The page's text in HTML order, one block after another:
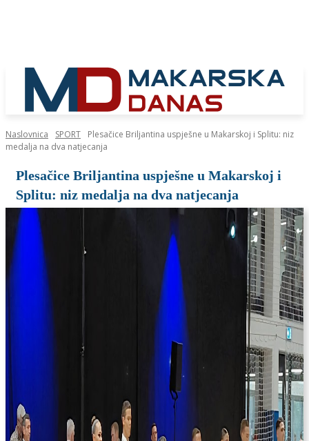
Naslovnica SPORT
Plesačice Briljantina uspješne u Makarskoj i Splitu: niz
medalja na dva natjecanja
Plesačice Briljantina uspješne u Makarskoj i
Splitu: niz medalja na dva natjecanja